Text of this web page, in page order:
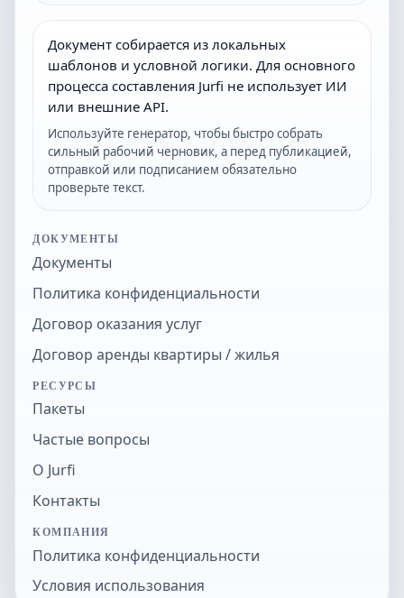
Документ собирается из локальных
шаблонов и условной логики. Для основного
процесса составления Jurfi не использует ИИ
или внешние API.
Используйте генератор, чтобы быстро собрать
сильный рабочий черновик, а перед публикацией,
отправкой или подписанием обязательно
проверьте текст.
ДОКУМЕНТЫ
Документы
Политика конфиденциальности
Договор оказания услуг
Договор аренды квартиры / жилья
РЕСУРСЫ
Пакеты
Частые вопросы
О Jurfi
Контакты
КОМПАНИЯ
Политика конфиденциальности
Условия использования